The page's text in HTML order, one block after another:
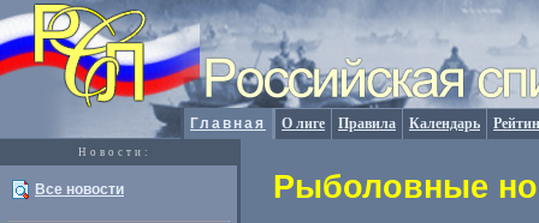
Главная О лиге Правила Календарь
Новости:
Все новости Рыболовные